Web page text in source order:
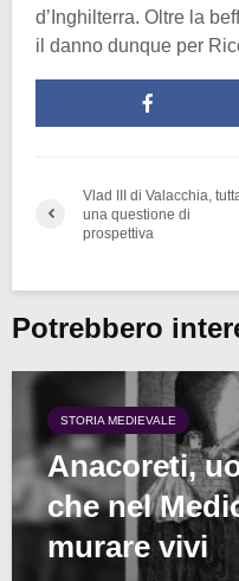
d’Inghilterra. Oltre la
il danno dunque per
Vlad III di Valacchia,
una questione di
prospettiva
Potrebbero
STORIA MEDIEVALE
Anacoreti,
che nel
murare vivi